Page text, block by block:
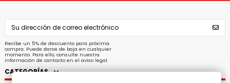
Recibe un 5% de descuento para próxima
compra. Puede darse de baja en cualquier
momento. Para ello, consulte nuestra
información de contacto en el aviso legal.
CATEGORÍAS